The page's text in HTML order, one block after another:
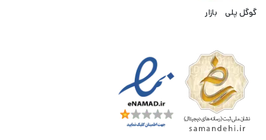
و در نبردها عملکردی حرفه‌ای‌ تر نسبت به رقبا داشته باشند.
شده است:
با سی پی کالاف چه آیتم هایی می توانید بخرید؟
گوگل پلی بازار